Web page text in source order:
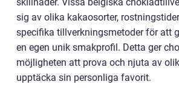
sig av olika kakaosorter,
specifika tillverkningsmetoder för att
en egen unik smakprofil. Detta ger
möjligheten att prova och njuta av
upptäcka sin personliga favorit.